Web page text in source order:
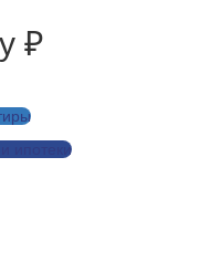
₽
ипотеки